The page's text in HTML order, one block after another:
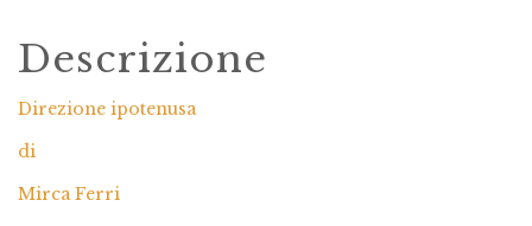
Descrizione
Direzione ipotenusa
di
Mirca Ferri